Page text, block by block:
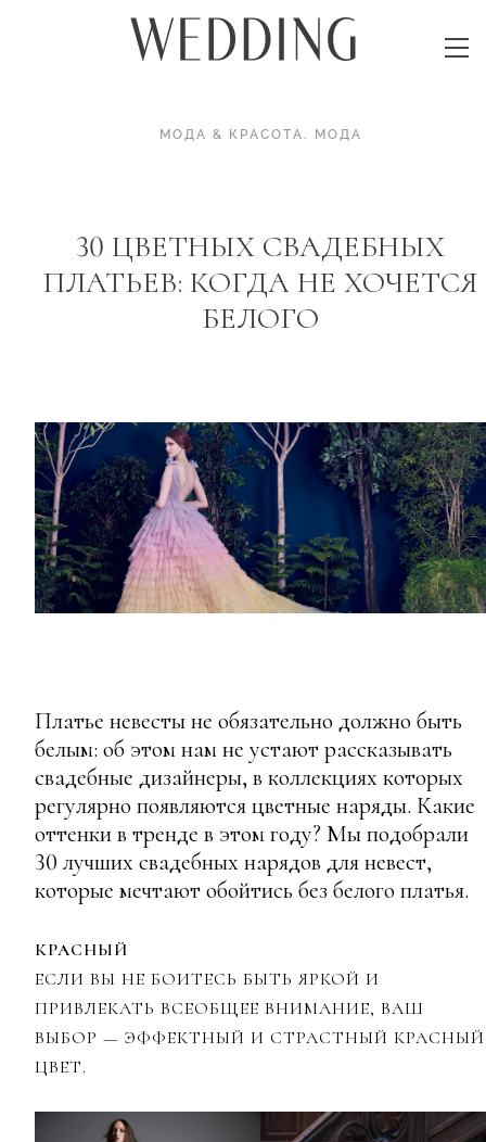
МОДА & КРАСОТА. МОДА
30 ЦВЕТНЫХ СВАДЕБНЫХ
ПЛАТЬЕВ: КОГДА НЕ ХОЧЕТСЯ
БЕЛОГО
Платье невесты не обязательно должно быть
белым: об этом нам не устают рассказывать
свадебные дизайнеры, в коллекциях которых
регулярно появляются цветные наряды. Какие
оттенки в тренде в этом году? Мы подобрали
30 лучших свадебных нарядов для невест,
которые мечтают обойтись без белого платья.
КРАСНЫЙ
ЕСЛИ ВЫ НЕ БОИТЕСЬ БЫТЬ ЯРКОЙ И
ПРИВЛЕКАТЬ ВСЕОБЩЕЕ ВНИМАНИЕ, ВАШ
ВЫБОР — ЭФФЕКТНЫЙ И СТРАСТНЫЙ КРАСНЫЙ
ЦВЕТ.